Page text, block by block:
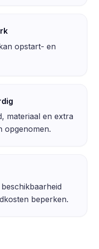
opstart- en
materiaal en extra
opgenomen.
beperken.